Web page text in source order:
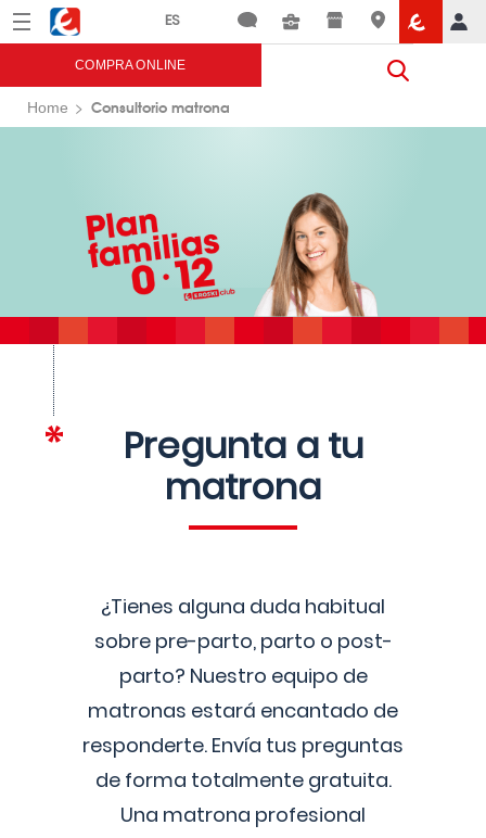
Menú Eroski
COMPRA ONLINE
Home Consultorio matrona
Pregunta a tu
matrona
¿Tienes alguna duda habitual
sobre pre-parto, parto o post-
parto? Nuestro equipo de
matronas estará encantado de
responderte. Envía tus preguntas
de forma totalmente gratuita.
Una matrona profesional